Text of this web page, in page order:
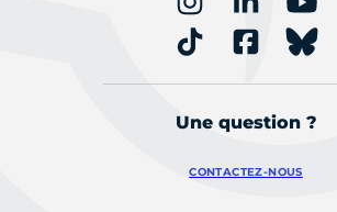
Une question ?
CONTACTEZ-NOUS